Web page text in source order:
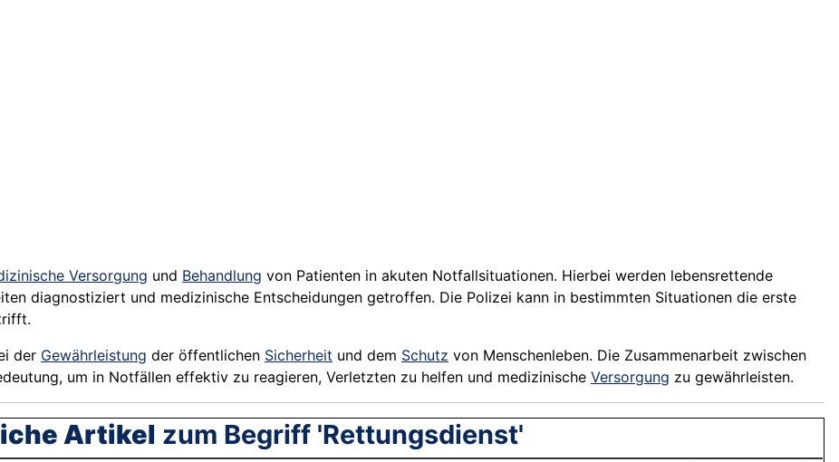
Versorgung und Behandlung von Patienten in akuten Notfallsituationen. Hierbei werden lebensrettende
diagnostiziert und medizinische Entscheidungen getroffen. Die Polizei kann in bestimmten Situationen die erste
der Gewährleistung der öffentlichen Sicherheit und dem Schutz von Menschenleben. Die Zusammenarbeit zwischen
um in Notfällen effektiv zu reagieren, Verletzten zu helfen und medizinische Versorgung zu gewährleisten.
Artikel zum Begriff 'Rettungsdienst'